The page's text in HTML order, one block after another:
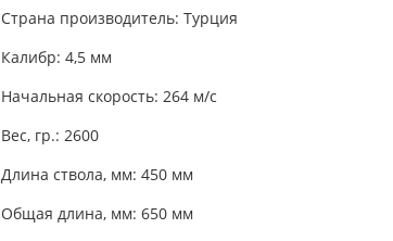
Страна производитель: Турция
Калибр: 4,5 мм
Начальная скорость: 264 м/с
Вес, гр.: 2600
Длина ствола, мм: 450 мм
Общая длина, мм: 650 мм